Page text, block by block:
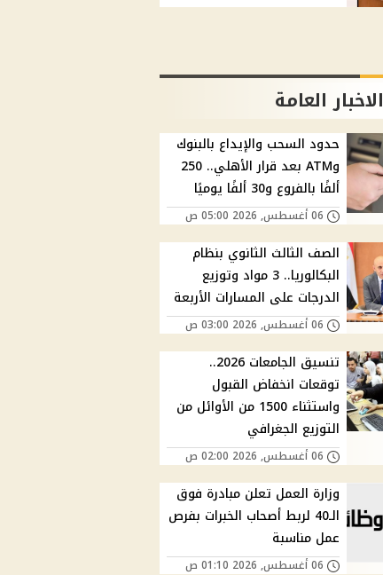
الاخبار العامة
حدود السحب والإيداع بالبنوك
وATM بعد قرار الأهلي.. 250
ألفًا بالفروع و30 ألفًا يوميًا
06 أغسطس, 2026 05:00 ص
الصف الثالث الثانوي بنظام
البكالوريا.. 3 مواد وتوزيع
الدرجات على المسارات الأربعة
06 أغسطس, 2026 03:00 ص
تنسيق الجامعات 2026..
توقعات انخفاض القبول
واستثناء 1500 من الأوائل من
التوزيع الجغرافي
06 أغسطس, 2026 02:00 ص
وزارة العمل تعلن مبادرة فوق
الـ40 لربط أصحاب الخبرات بفرص
عمل مناسبة
06 أغسطس, 2026 01:10 ص